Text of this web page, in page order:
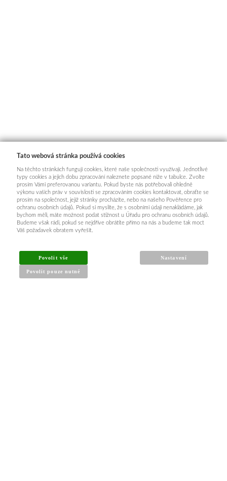
Tato webová stránka používá cookies
Na těchto stránkách fungují cookies, které naše společnosti využívají. Jednotlivé
typy cookies a jejich dobu zpracování naleznete popsané níže v tabulce. Zvolte
prosím Vámi preferovanou variantu. Pokud byste nás potřebovali ohledně
výkonu vašich práv v souvislosti se zpracováním cookies kontaktovat, obraťte se
prosím na společnost, jejíž stránky procházíte, nebo na našeho Pověřence pro
ochranu osobních údajů. Pokud si myslíte, že s osobními údaji nenakládáme, jak
bychom měli, máte možnost podat stížnost u Úřadu pro ochranu osobních údajů.
Budeme však rádi, pokud se nejdříve obrátíte přímo na nás a budeme tak moct
Váš požadavek obratem vyřešit.
Povolit vše
Povolit pouze nutné
Nastavení